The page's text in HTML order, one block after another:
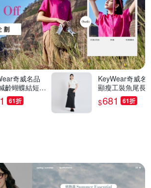
奇威名品
齡蝴蝶結短袖
共3色)-白色
61折
KeyWear奇威名
顯瘦工裝魚尾長
短裙-自行變換兩
(共2色)-藍色
$681 61折